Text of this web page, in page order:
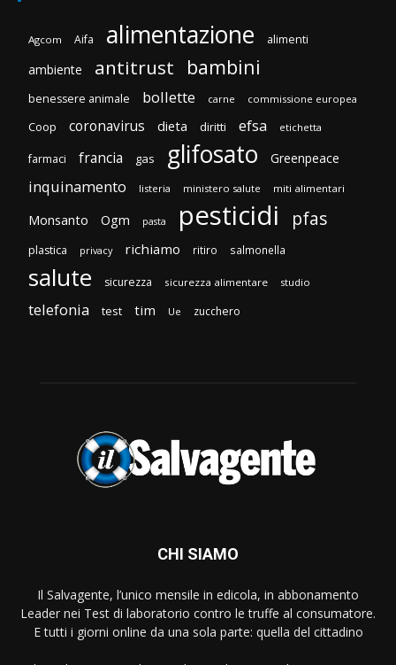
Agcom Aifa alimentazione alimenti
ambiente antitrust bambini
benessere animale bollette carne commissione europea
Coop coronavirus dieta diritti efsa etichetta
farmaci francia gas glifosato Greenpeace
inquinamento listeria ministero salute miti alimentari
Monsanto Ogm pasta pesticidi pfas
plastica privacy richiamo ritiro salmonella
salute sicurezza sicurezza alimentare studio
telefonia test tim Ue zucchero
CHI SIAMO
Il Salvagente, l’unico mensile in edicola, in abbonamento
Leader nei Test di laboratorio contro le truffe al consumatore.
E tutti i giorni online da una sola parte: quella del cittadino